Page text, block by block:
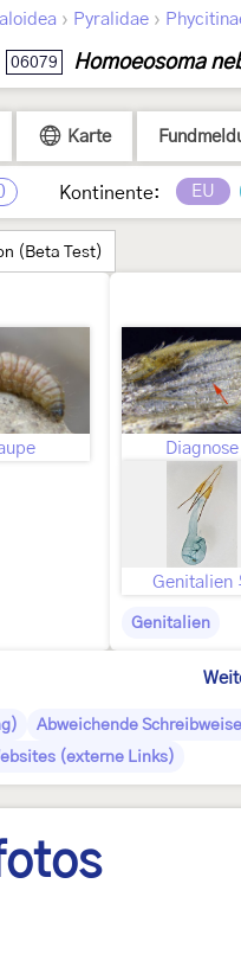
› Pyralidae ›
06079 Homoeosoma
Karte
Kontinente: EU
(Beta Test)
Diagnose
Genitalien
Genitalien
Abweichende
(externe Links)